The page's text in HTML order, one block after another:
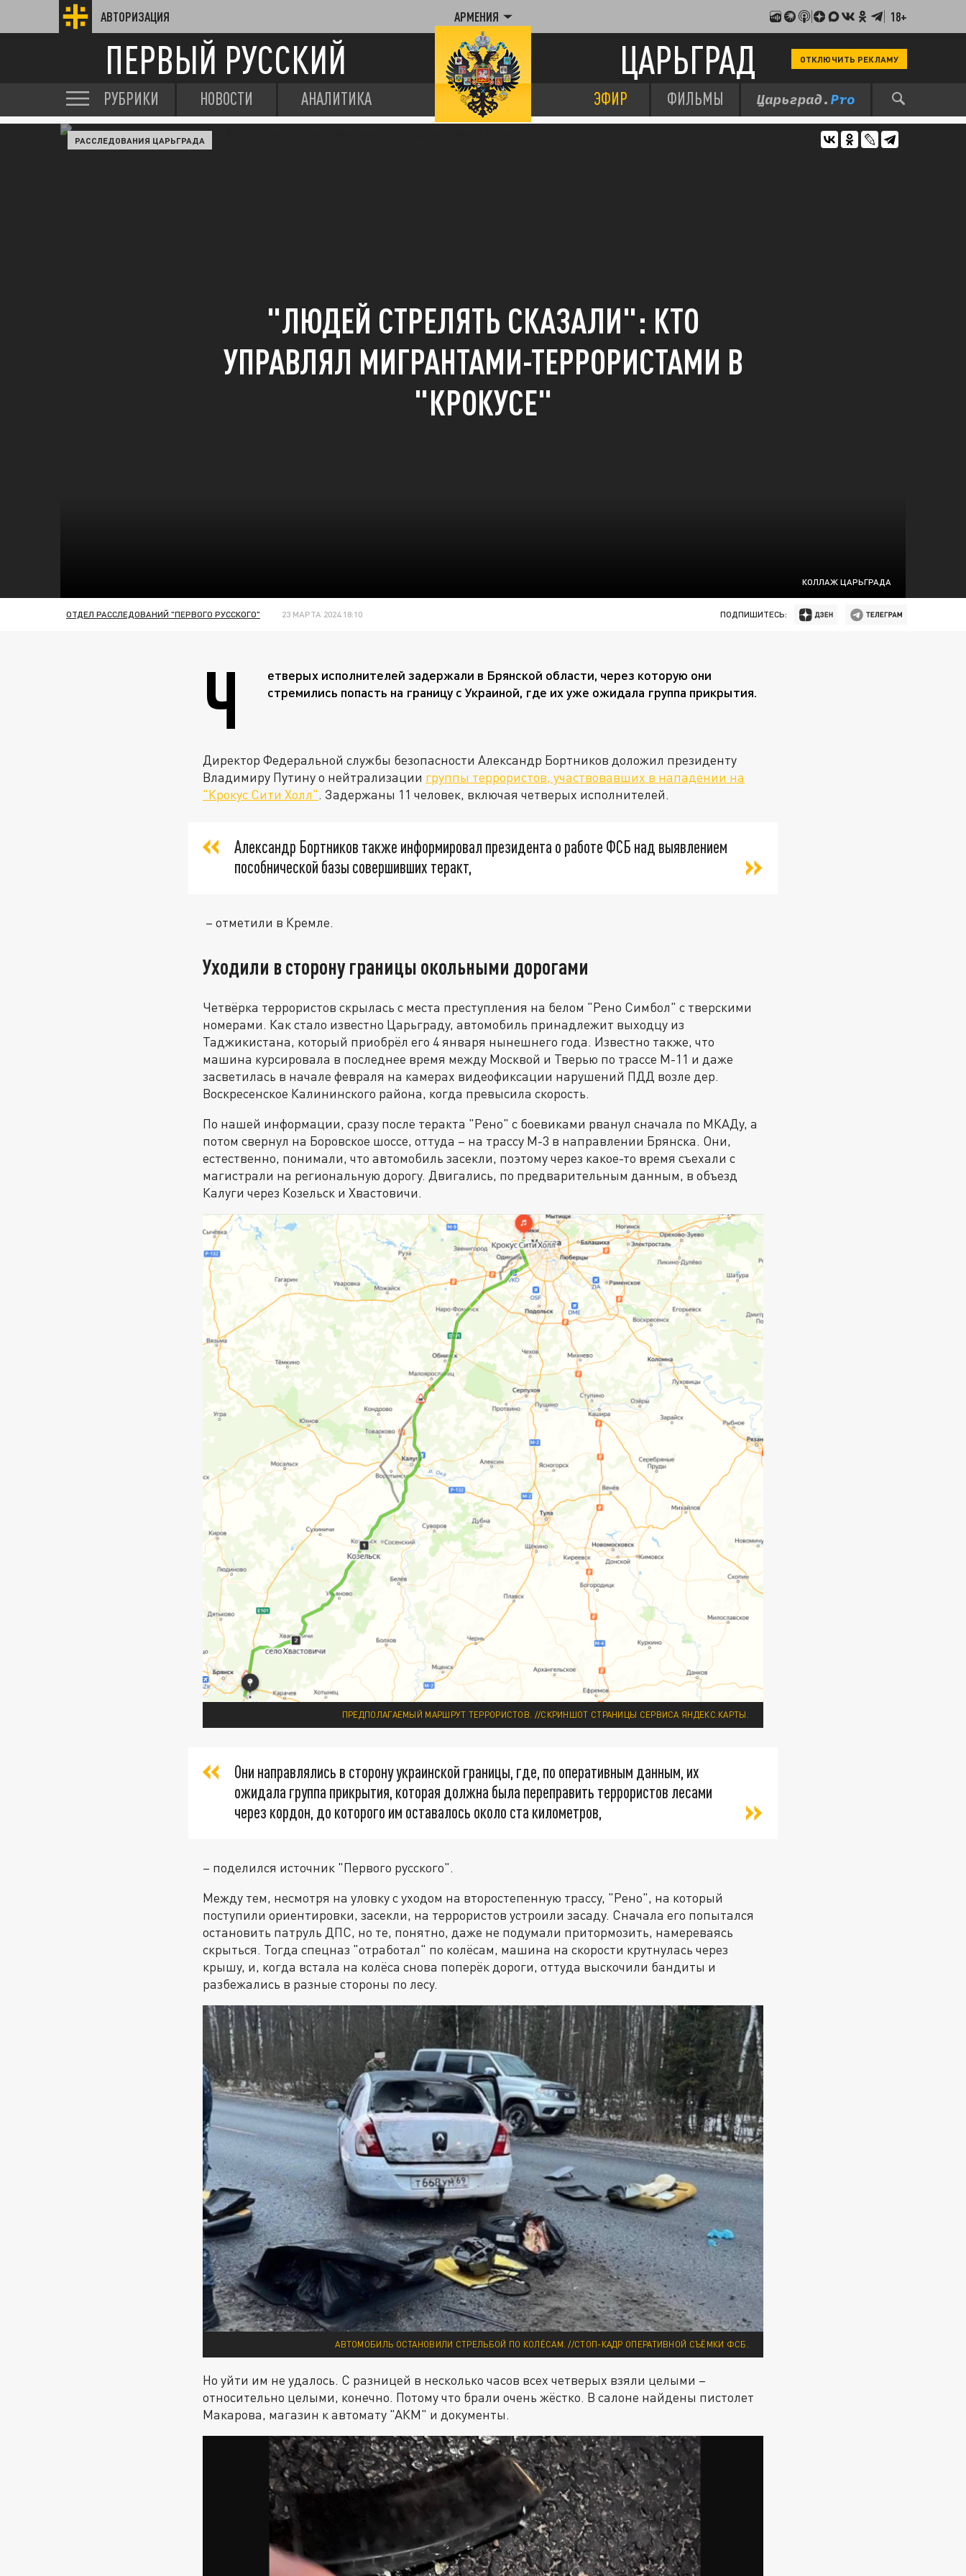
АВТОРИЗАЦИЯ АРМЕНИЯ 18+
ПЕРВЫЙ РУССКИЙ ЦАРЬГРАД ОТКЛЮЧИТЬ РЕКЛАМУ
РУБРИКИ НОВОСТИ АНАЛИТИКА ЭФИР ФИЛЬМЫ
КОЛЛАЖ ЦАРЬГРАДА
РАССЛЕДОВАНИЯ ЦАРЬГРАДА
"ЛЮДЕЙ СТРЕЛЯТЬ СКАЗАЛИ": КТО
УПРАВЛЯЛ МИГРАНТАМИ-ТЕРРОРИСТАМИ В
"КРОКУСЕ"
ОТДЕЛ РАССЛЕДОВАНИЙ "ПЕРВОГО РУССКОГО" 23 МАРТА 2024 18:10 ПОДПИШИТЕСЬ:
Ч
етверых исполнителей задержали в Брянской области, через которую они
стремились попасть на границу с Украиной, где их уже ожидала группа прикрытия.
Директор Федеральной службы безопасности Александр Бортников доложил президенту
Владимиру Путину о нейтрализации группы террористов, участвовавших в нападении на
"Крокус Сити Холл". Задержаны 11 человек, включая четверых исполнителей.
Александр Бортников также информировал президента о работе ФСБ над выявлением
пособнической базы совершивших теракт,
– отметили в Кремле.
Уходили в сторону границы окольными дорогами
Четвёрка террористов скрылась с места преступления на белом "Рено Симбол" с тверскими
номерами. Как стало известно Царьграду, автомобиль принадлежит выходцу из
Таджикистана, который приобрёл его 4 января нынешнего года. Известно также, что
машина курсировала в последнее время между Москвой и Тверью по трассе М-11 и даже
засветилась в начале февраля на камерах видеофиксации нарушений ПДД возле дер.
Воскресенское Калининского района, когда превысила скорость.
По нашей информации, сразу после теракта "Рено" с боевиками рванул сначала по МКАДу, а
потом свернул на Боровское шоссе, оттуда – на трассу М-3 в направлении Брянска. Они,
естественно, понимали, что автомобиль засекли, поэтому через какое-то время съехали с
магистрали на региональную дорогу. Двигались, по предварительным данным, в объезд
Калуги через Козельск и Хвастовичи.
ПРЕДПОЛАГАЕМЫЙ МАРШРУТ ТЕРРОРИСТОВ. //СКРИНШОТ СТРАНИЦЫ СЕРВИСА ЯНДЕКС.КАРТЫ.
Они направлялись в сторону украинской границы, где, по оперативным данным, их
ожидала группа прикрытия, которая должна была переправить террористов лесами
через кордон, до которого им оставалось около ста километров,
– поделился источник "Первого русского".
Между тем, несмотря на уловку с уходом на второстепенную трассу, "Рено", на который
поступили ориентировки, засекли, на террористов устроили засаду. Сначала его попытался
остановить патруль ДПС, но те, понятно, даже не подумали притормозить, намереваясь
скрыться. Тогда спецназ "отработал" по колёсам, машина на скорости крутнулась через
крышу, и, когда встала на колёса снова поперёк дороги, оттуда выскочили бандиты и
разбежались в разные стороны по лесу.
АВТОМОБИЛЬ ОСТАНОВИЛИ СТРЕЛЬБОЙ ПО КОЛЁСАМ. //СТОП-КАДР ОПЕРАТИВНОЙ СЪЁМКИ ФСБ.
Но уйти им не удалось. С разницей в несколько часов всех четверых взяли целыми –
относительно целыми, конечно. Потому что брали очень жёстко. В салоне найдены пистолет
Макарова, магазин к автомату "АКМ" и документы.